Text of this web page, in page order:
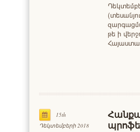
թե ի
15th
Դեկտեմբերի 2018